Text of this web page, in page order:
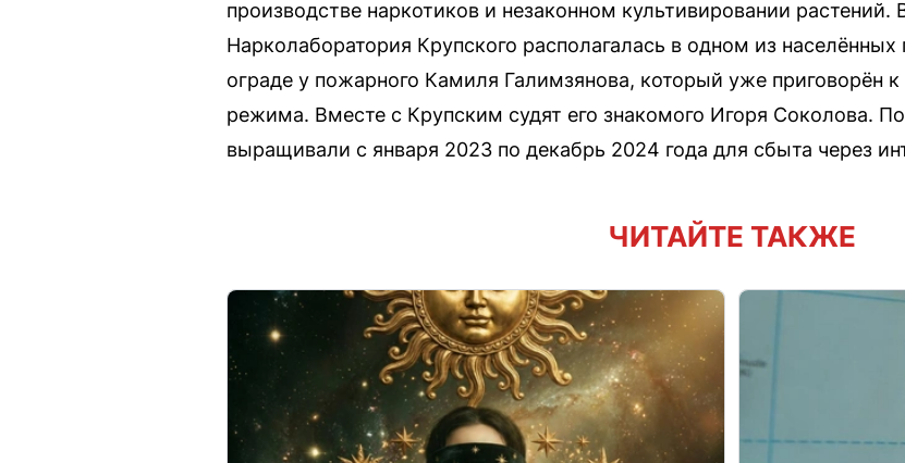
производстве наркотиков и незаконном культивировании растений.
Нарколаборатория Крупского располагалась в одном из
ограде у пожарного Камиля Галимзянова, который уже приговорён
режима. Вместе с Крупским судят его знакомого Игоря Соколова.
выращивали с января 2023 по декабрь 2024 года для сбыта через
ЧИТАЙТЕ ТАКЖЕ